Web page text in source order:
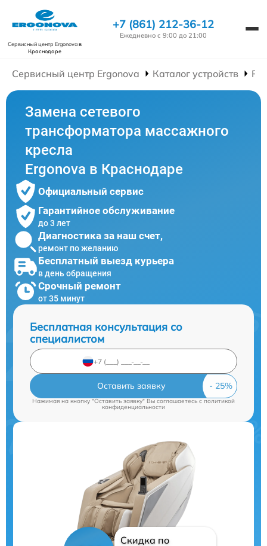
Сервисный центр Ergonovaв
Краснодаре
+7 (861) 212-36-12
Ежедневно с 9:00 до 21:00
Сервисный центр Ergonova Каталог устройств
Замена сетевого
трансформатора массажного
кресла
Ergonova в Краснодаре
Официальный сервис
Гарантийное обслуживание
до 3 лет
Диагностика за наш счет,
ремонт по желанию
Бесплатный выезд курьера
в день обращения
Срочный ремонт
от 35 минут
Бесплатная консультация со
специалистом
Оставить заявку
Нажимая на кнопку "Оставить заявку" Вы соглашаетесь cполитикой
конфиденциальности
Скидка по